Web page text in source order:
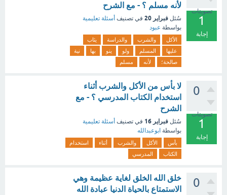
تصويتات
1
إجابة
لأنه مسلم ؟ - مع الشرح
سُئل فبراير 20 في تصنيف أسئلة تعليمية
بواسطة عبود
الأكل والشرب والدراسة
يثاب
عليها
المسلم ولو ينو بها
نية
صالحة؛
لأنه مسلم
0
تصويتات
1
إجابة
لا بأس من الأكل والشرب أثناء
استخدام الكتاب المدرسي ؟ - مع
الشرح
سُئل فبراير 16 في تصنيف أسئلة تعليمية
بواسطة ابوعبدالله
بأس الأكل والشرب أثناء
استخدام
الكتاب
المدرسي
0
خلق الله الخلق لغاية عظيمة وهي
الاستمتاع بالحياة الدنيا عبادة الله